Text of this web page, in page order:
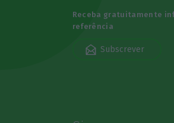
Receba gratuitamente
referência
Subscrever